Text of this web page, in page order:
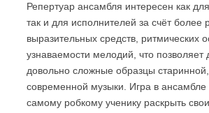
Репертуар ансамбля интересен как
так и для исполнителей за счёт более
выразительных средств, ритмических
узнаваемости мелодий, что позволяет
довольно сложные образцы старинной,
современной музыки. Игра в ансамбле
самому робкому ученику раскрыть